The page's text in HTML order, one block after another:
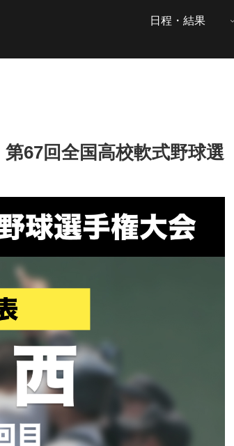
日程・結果
第67回全国高校軟式野球選